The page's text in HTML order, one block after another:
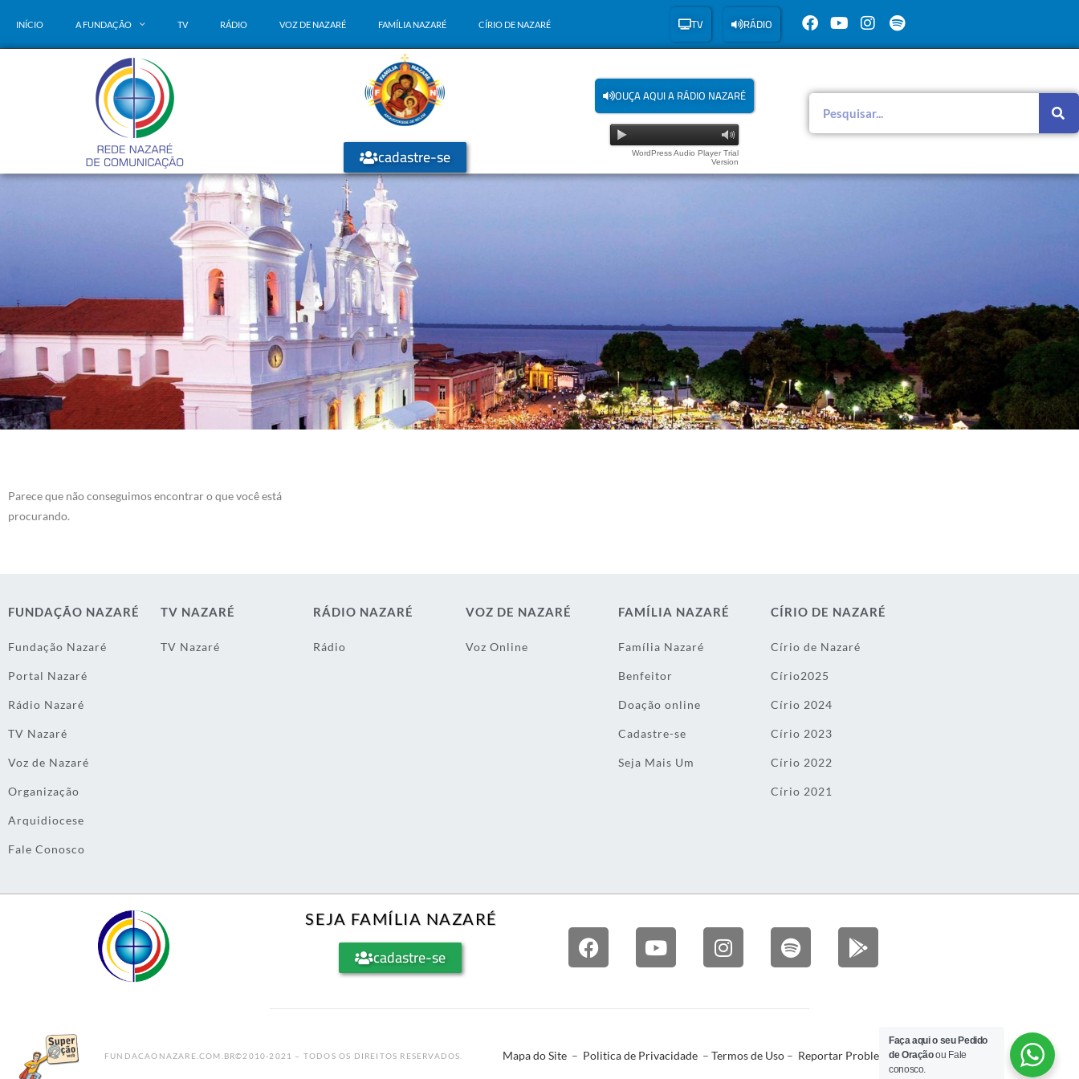
INÍCIO A FUNDAÇÃO TV RÁDIO VOZ DE NAZARÉ FAMÍLIA NAZARÉ CÍRIO DE NAZARÉ TV RÁDIO
cadastre-se
OUÇA AQUI A RÁDIO NAZARÉ
WordPress Audio Player Trial
Version
Parece que não conseguimos encontrar o que você está
procurando.
FUNDAÇÃO NAZARÉ
Fundação Nazaré
Portal Nazaré
Rádio Nazaré
TV Nazaré
Voz de Nazaré
Organização
Arquidiocese
Fale Conosco
TV NAZARÉ
TV Nazaré
RÁDIO NAZARÉ
Rádio
VOZ DE NAZARÉ
Voz Online
FAMÍLIA NAZARÉ
Família Nazaré
Benfeitor
Doação online
Cadastre-se
Seja Mais Um
CÍRIO DE NAZARÉ
Círio de Nazaré
Círio2025
Círio 2024
Círio 2023
Círio 2022
Círio 2021
SEJA FAMÍLIA NAZARÉ
cadastre-se
FUNDACAONAZARE.COM.BR©2010-2021 – TODOS OS DIREITOS RESERVADOS. Mapa do Site– Politica de Privacidade– Termos de Uso– Reportar Problema
Faça aqui o seu Pedido
de Oraçãoou Fale
conosco.